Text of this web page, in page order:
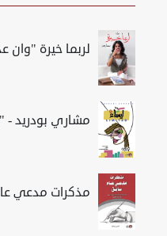
لربما خيرة "وان
مشاري بودريد - "LIMITED" ليساء
مذكرات مدعي